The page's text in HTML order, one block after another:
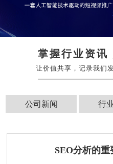
掌握行业资讯
让价值共享，记录我们
公司新闻 行
SEO分析的